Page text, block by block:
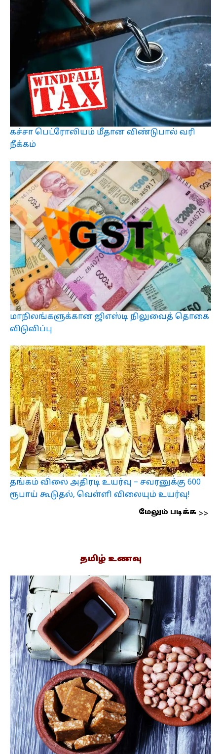
கச்சா பெட்ரோலியம் மீதான விண்டுபால் வரி
நீக்கம்
மாநிலங்களுக்கான ஜிஎஸ்டி நிலுவைத் தொகை
விடுவிப்பு
தங்கம் விலை அதிரடி உயர்வு – சவரனுக்கு 600
ரூபாய் கூடுதல், வெள்ளி விலையும் உயர்வு!
மேலும் படிக்க
தமிழ் உணவு